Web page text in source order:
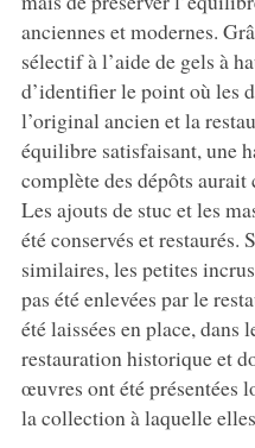
anciennes et modernes.
sélectif à l’aide de gels à
d’identifier le point où les
l’original ancien et la
équilibre satisfaisant, une
complète des dépôts
Les ajouts de stuc et les
été conservés et restaurés.
similaires, les petites
pas été enlevées par le
été laissées en place, dans
restauration historique et
œuvres ont été présentées
la collection à laquelle